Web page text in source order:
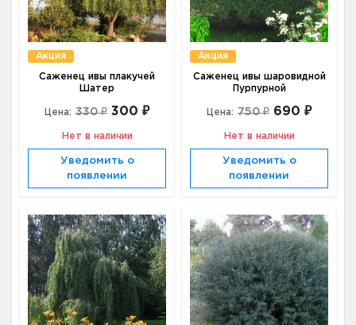
Акция
Саженец ивы плакучей
Шатер
Цена: 330 ₽ 300 ₽
Нет в наличии
Уведомить о
появлении
Акция
Саженец ивы шаровидной
Пурпурной
Цена: 750 ₽ 690 ₽
Нет в наличии
Уведомить о
появлении